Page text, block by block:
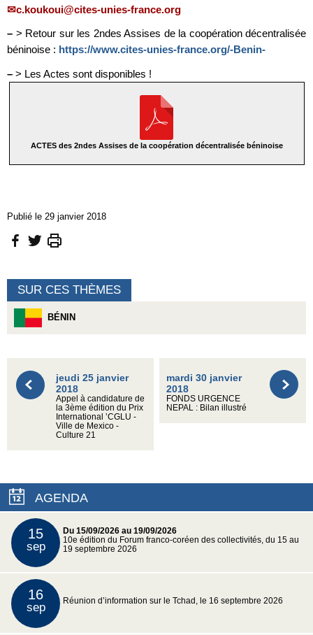
c.koukoui@cites-unies-france.org
– > Retour sur les 2ndes Assises de la coopération décentralisée
béninoise : https://www.cites-unies-france.org/-Benin-
– > Les Actes sont disponibles !
ACTES des 2ndes Assises de la coopération décentralisée béninoise
Publié le 29 janvier 2018
SUR CES THÈMES
BÉNIN
jeudi 25 janvier
2018
Appel à candidature de
la 3ème édition du Prix
International ’CGLU -
Ville de Mexico -
Culture 21
mardi 30 janvier
2018
FONDS URGENCE
NEPAL : Bilan illustré
AGENDA
15
sep
Du 15/09/2026 au 19/09/2026
10e édition du Forum franco-coréen des collectivités, du 15 au
19 septembre 2026
16
sep Réunion d’information sur le Tchad, le 16 septembre 2026